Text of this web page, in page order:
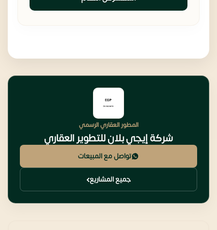
المطور العقاري الرسمي
شركة إيجي بلان للتطوير العقاري
تواصل مع المبيعات
جميع المشاريع